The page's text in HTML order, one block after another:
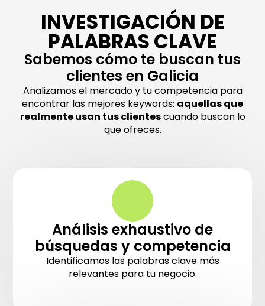
INVESTIGACIÓN DE
PALABRAS CLAVE
Sabemos cómo te buscan tus
clientes en Galicia
Analizamos el mercado y tu competencia para
encontrar las mejores keywords: aquellas que
realmente usan tus clientescuando buscan lo
que ofreces.
Análisis exhaustivo de
búsquedas y competencia
Identificamos las palabras clave más
relevantes para tu negocio.